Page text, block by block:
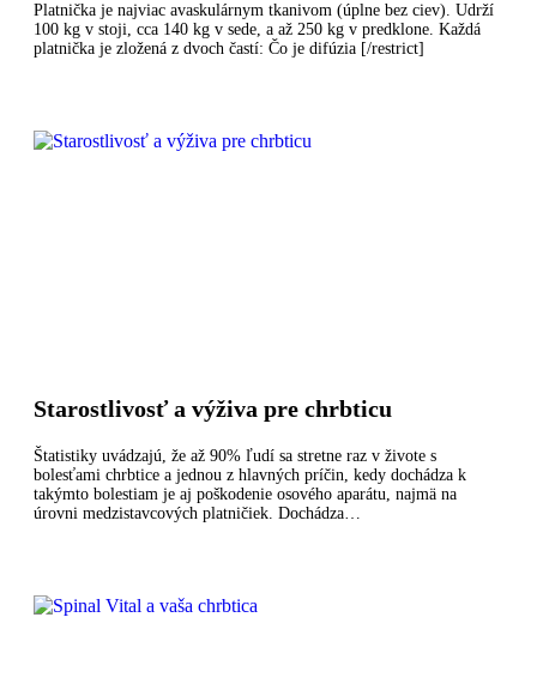
Platnička je najviac avaskulárnym tkanivom (úplne bez ciev). Udrží
100 kg v stoji, cca 140 kg v sede, a až 250 kg v predklone. Každá
platnička je zložená z dvoch častí: Čo je difúzia [/restrict]
Starostlivosť a výživa pre chrbticu
Štatistiky uvádzajú, že až 90% ľudí sa stretne raz v živote s
bolesťami chrbtice a jednou z hlavných príčin, kedy dochádza k
takýmto bolestiam je aj poškodenie osového aparátu, najmä na
úrovni medzistavcových platničiek. Dochádza…